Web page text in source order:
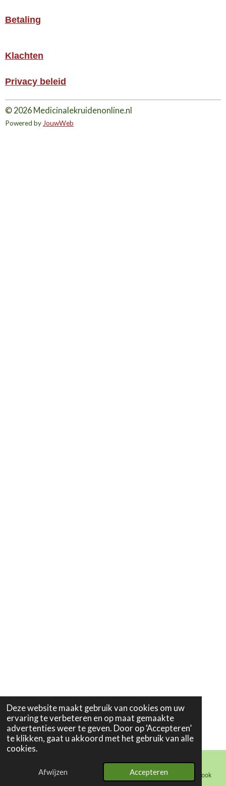
Deze website maakt gebruik van cookies om uw
ervaring te verbeteren en op maat gemaakte
advertenties weer te geven. Door op ‘Accepteren’
te klikken, gaat u akkoord met het gebruik van alle
cookies.
Afwijzen Accepteren
Betaling
Klachten
Privacy beleid
© 2026 Medicinalekruidenonline.nl
Powered by JouwWeb
E-mailadres Kaart Facebook